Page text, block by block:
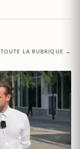
TOUTE LA RUBRIQUE →